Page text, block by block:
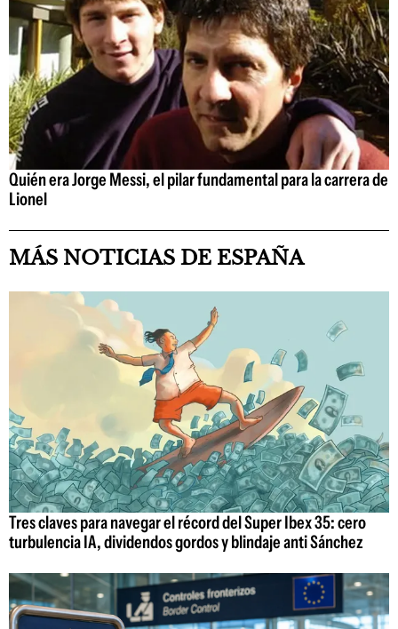
Quién era Jorge Messi, el pilar fundamental para la carrera de
Lionel
MÁS NOTICIAS DE ESPAÑA
Tres claves para navegar el récord del Super Ibex 35: cero
turbulencia IA, dividendos gordos y blindaje anti Sánchez